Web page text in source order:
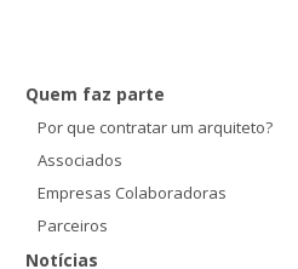
Quem faz parte
Por que contratar um arquiteto?
Associados
Empresas Colaboradoras
Parceiros
Notícias